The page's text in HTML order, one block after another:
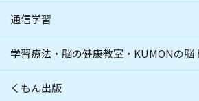
通信学習
学習療法・脳の健康教室・KUMONの脳
くもん出版